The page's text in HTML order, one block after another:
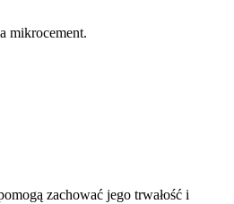
mikrocement.
zachować jego trwałość i